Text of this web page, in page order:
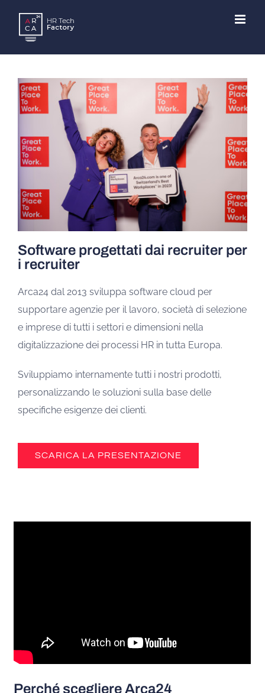
content
Software progettati dai recruiter per
i recruiter
Arca24 dal 2013 sviluppa software cloud per
supportare agenzie per il lavoro, società di selezione
e imprese di tutti i settori e dimensioni nella
digitalizzazione dei processi HR in tutta Europa.
Sviluppiamo internamente tutti i nostri prodotti,
personalizzando le soluzioni sulla base delle
specifiche esigenze dei clienti.
SCARICA LA PRESENTAZIONE
Perché scegliere Arca24